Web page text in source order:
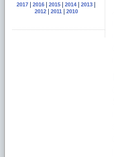
2017 2016 2015 2014 2013
2012| 2011| 2010